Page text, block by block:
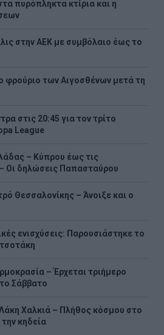
πυρόπληκτα κτίρια και η
στην ΑΕΚ με συμβόλαιο έως το
φρούριο των Αιγοσθένων μετά τη
στις 20:45 για τον τρίτο
League
– Κύπρου έως τις
Οι δηλώσεις Παπασταύρου
Θεσσαλονίκης – Άνοιξε και ο
ενισχύσεις: Παρουσιάστηκε το
– Έρχεται τριήμερο
Σάββατο
Χαλκιά – Πλήθος κόσμου στο
κηδεία